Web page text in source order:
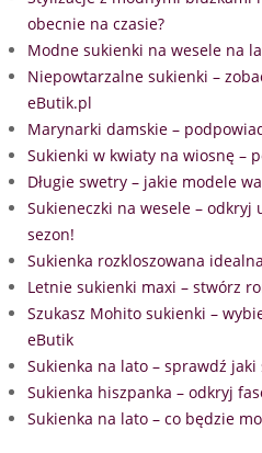
obecnie na czasie?
Modne sukienki na wesele na
Niepowtarzalne sukienki –
eButik.pl
Marynarki damskie –
Sukienki w kwiaty na wiosnę –
Długie swetry – jakie modele
Sukieneczki na wesele – odkryj
sezon!
Sukienka rozkloszowana
Letnie sukienki maxi – stwórz
Szukasz Mohito sukienki –
eButik
Sukienka na lato – sprawdź
Sukienka hiszpanka – odkryj
Sukienka na lato – co będzie